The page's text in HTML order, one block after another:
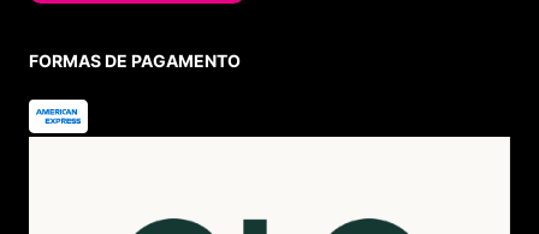
FORMAS DE PAGAMENTO